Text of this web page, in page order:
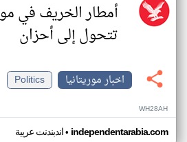
أمطار الخريف في
تتحول إلى أحزان
اخبار موريتانيا
Politics
WH28AH
اندبندنت عربية• independentarabia.com